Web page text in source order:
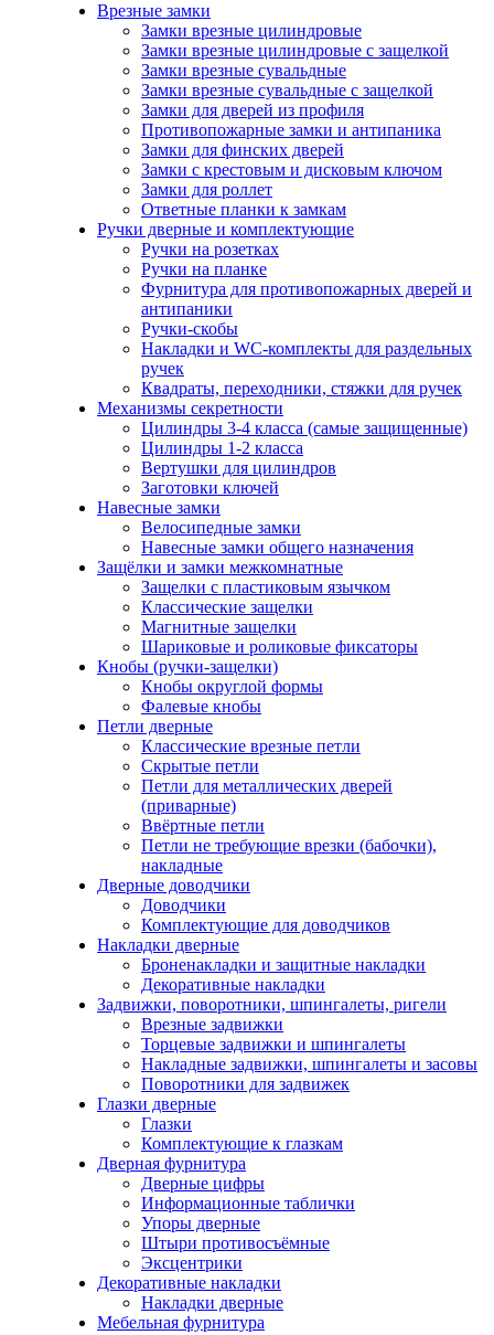
Врезные замки
Замки врезные цилиндровые
Замки врезные цилиндровые с защелкой
Замки врезные сувальдные
Замки врезные сувальдные с защелкой
Замки для дверей из профиля
Противопожарные замки и антипаника
Замки для финских дверей
Замки с крестовым и дисковым ключом
Замки для роллет
Ответные планки к замкам
Ручки дверные и комплектующие
Ручки на розетках
Ручки на планке
Фурнитура для противопожарных дверей и
антипаники
Ручки-скобы
Накладки и WC-комплекты для раздельных
ручек
Квадраты, переходники, стяжки для ручек
Механизмы секретности
Цилиндры 3-4 класса (самые защищенные)
Цилиндры 1-2 класса
Вертушки для цилиндров
Заготовки ключей
Навесные замки
Велосипедные замки
Навесные замки общего назначения
Защёлки и замки межкомнатные
Защелки с пластиковым язычком
Классические защелки
Магнитные защелки
Шариковые и роликовые фиксаторы
Кнобы (ручки-защелки)
Кнобы округлой формы
Фалевые кнобы
Петли дверные
Классические врезные петли
Скрытые петли
Петли для металлических дверей
(приварные)
Ввёртные петли
Петли не требующие врезки (бабочки),
накладные
Дверные доводчики
Доводчики
Комплектующие для доводчиков
Накладки дверные
Броненакладки и защитные накладки
Декоративные накладки
Задвижки, поворотники, шпингалеты, ригели
Врезные задвижки
Торцевые задвижки и шпингалеты
Накладные задвижки, шпингалеты и засовы
Поворотники для задвижек
Глазки дверные
Глазки
Комплектующие к глазкам
Дверная фурнитура
Дверные цифры
Информационные таблички
Упоры дверные
Штыри противосъёмные
Эксцентрики
Декоративные накладки
Накладки дверные
Мебельная фурнитура